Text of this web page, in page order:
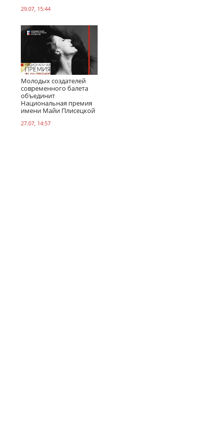
29.07, 15:44
Молодых создателей
современного балета
объединит
Национальная премия
имени Майи Плисецкой
27.07, 14:57